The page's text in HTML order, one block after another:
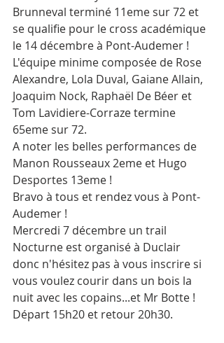
Brunneval terminé 11eme sur 72 et
se qualifie pour le cross académique
le 14 décembre à Pont-Audemer !
L'équipe minime composée de Rose
Alexandre, Lola Duval, Gaiane Allain,
Joaquim Nock, Raphaël De Béer et
Tom Lavidiere-Corraze termine
65eme sur 72.
A noter les belles performances de
Manon Rousseaux 2eme et Hugo
Desportes 13eme !
Bravo à tous et rendez vous à Pont-
Audemer !
Mercredi 7 décembre un trail
Nocturne est organisé à Duclair
donc n'hésitez pas à vous inscrire si
vous voulez courir dans un bois la
nuit avec les copains...et Mr Botte !
Départ 15h20 et retour 20h30.